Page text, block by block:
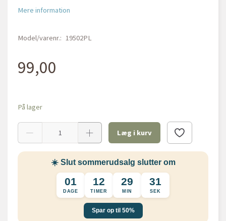
Mere information
Model/varenr.: 19502PL
99,00
På lager
Læg i kurv
☀️ Slut sommerudsalg slutter om
01
DAGE
12
TIMER
29
MIN
31
SEK
Spar op til 50%